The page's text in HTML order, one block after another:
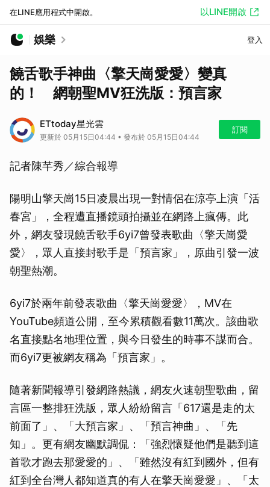
在LINE應用程式中開啟。 以LINE開啟
娛樂 登入
饒舌歌手神曲〈擎天崗愛愛〉變真
的！ 網朝聖MV狂洗版：預言家
ETtoday星光雲
更新於 05月15日04:44 • 發布於 05月15日04:44
訂閱
記者陳芊秀／綜合報導
陽明山擎天崗15日凌晨出現一對情侶在涼亭上演「活
春宮」，全程遭直播鏡頭拍攝並在網路上瘋傳。此
外，網友發現饒舌歌手6yi7曾發表歌曲〈擎天崗愛
愛〉，眾人直接封歌手是「預言家」，原曲引發一波
朝聖熱潮。
6yi7於兩年前發表歌曲〈擎天崗愛愛〉，MV在
YouTube頻道公開，至今累積觀看數11萬次。該曲歌
名直接點名地理位置，與今日發生的時事不謀而合。
而6yi7更被網友稱為「預言家」。
隨著新聞報導引發網路熱議，網友火速朝聖歌曲，留
言區一整排狂洗版，眾人紛紛留言「617還是走的太
前面了」、「大預言家」、「預言神曲」、「先
知」。更有網友幽默調侃：「強烈懷疑他們是聽到這
首歌才跑去那愛愛的」、「雖然沒有紅到國外，但有
紅到全台灣人都知道真的有人在擎天崗愛愛」、「太